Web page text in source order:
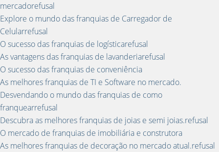
mercadorefusal
Explore o mundo das franquias de Carregador de
Celularrefusal
O sucesso das franquias de logísticarefusal
As vantagens das franquias de lavanderiarefusal
O sucesso das franquias de conveniência
As melhores franquias de TI e Software no mercado.
Desvendando o mundo das franquias de como
franquearrefusal
Descubra as melhores franquias de joias e semi joias.refusal
O mercado de franquias de imobiliária e construtora
As melhores franquias de decoração no mercado atual.refusal